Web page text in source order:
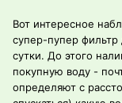
Вот интересное
супер-пупер фильтр
сутки. До этого
покупную воду -
определяют с